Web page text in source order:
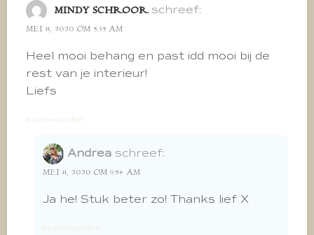
MINDY SCHROOR schreef:
MEI 11, 2020 OM 5:35 AM
Heel mooi behang en past idd mooi bij de
rest van je interieur!
Liefs
beantwoorden
Andrea schreef:
MEI 11, 2020 OM 9:54 AM
Ja he! Stuk beter zo! Thanks lief X
beantwoorden